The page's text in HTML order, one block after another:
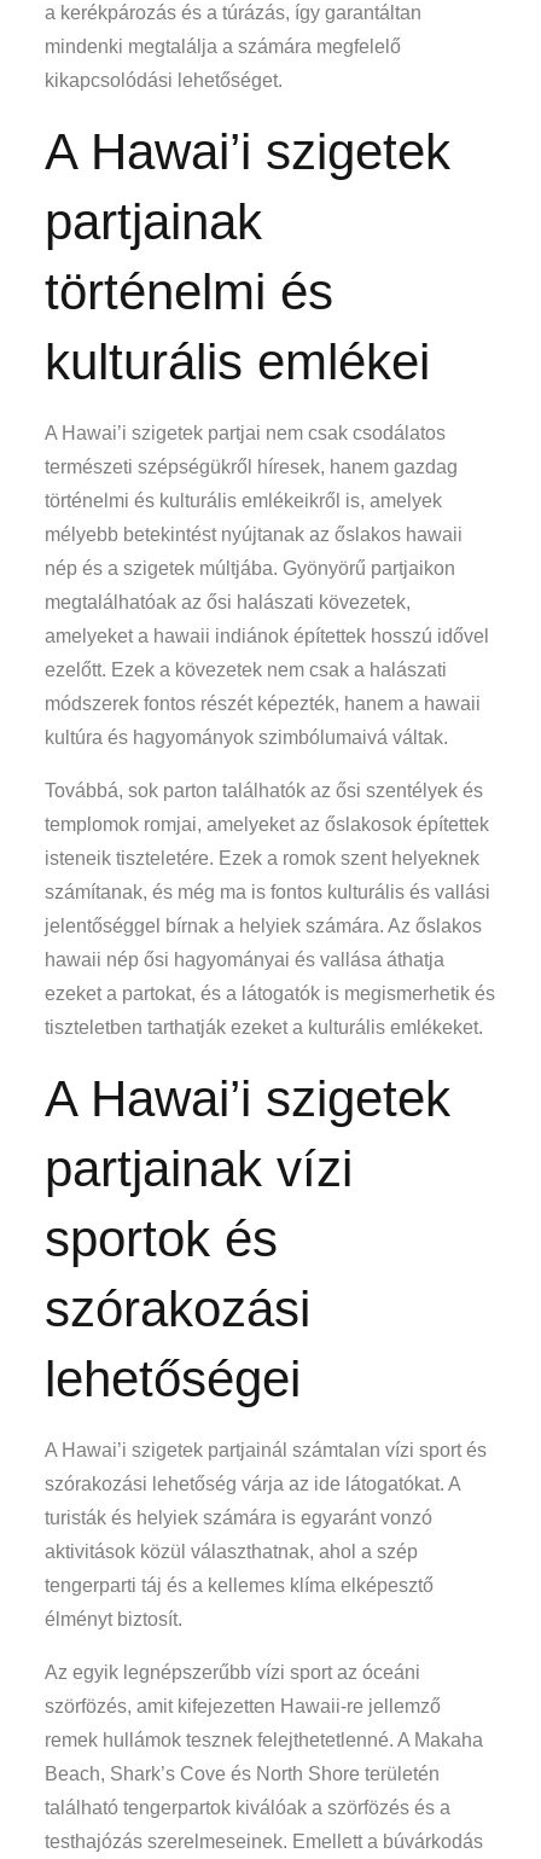
a kerékpározás és a túrázás, így garantáltan
mindenki megtalálja a számára megfelelő
kikapcsolódási lehetőséget.
A Hawai’i szigetek
partjainak
történelmi és
kulturális emlékei
A Hawai’i szigetek partjai nem csak csodálatos
természeti szépségükről híresek, hanem gazdag
történelmi és kulturális emlékeikről is, amelyek
mélyebb betekintést nyújtanak az őslakos hawaii
nép és a szigetek múltjába. Gyönyörű partjaikon
megtalálhatóak az ősi halászati kövezetek,
amelyeket a hawaii indiánok építettek hosszú idővel
ezelőtt. Ezek a kövezetek nem csak a halászati
módszerek fontos részét képezték, hanem a hawaii
kultúra és hagyományok szimbólumaivá váltak.
Továbbá, sok parton találhatók az ősi szentélyek és
templomok romjai, amelyeket az őslakosok építettek
isteneik tiszteletére. Ezek a romok szent helyeknek
számítanak, és még ma is fontos kulturális és vallási
jelentőséggel bírnak a helyiek számára. Az őslakos
hawaii nép ősi hagyományai és vallása áthatja
ezeket a partokat, és a látogatók is megismerhetik és
tiszteletben tarthatják ezeket a kulturális emlékeket.
A Hawai’i szigetek
partjainak vízi
sportok és
szórakozási
lehetőségei
A Hawai’i szigetek partjainál számtalan vízi sport és
szórakozási lehetőség várja az ide látogatókat. A
turisták és helyiek számára is egyaránt vonzó
aktivitások közül választhatnak, ahol a szép
tengerparti táj és a kellemes klíma elképesztő
élményt biztosít.
Az egyik legnépszerűbb vízi sport az óceáni
szörfözés, amit kifejezetten Hawaii-re jellemző
remek hullámok tesznek felejthetetlenné. A Makaha
Beach, Shark’s Cove és North Shore területén
található tengerpartok kiválóak a szörfözés és a
testhajózás szerelmeseinek. Emellett a búvárkodás